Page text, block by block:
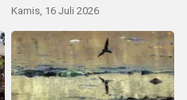
Kamis, 16 Juli 2026